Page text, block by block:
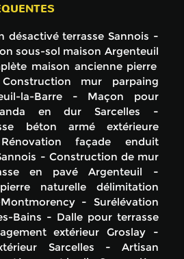
désactivé terrasse Sannois
sous-sol maison Argenteuil
maison ancienne pierre
Construction mur parpaing
la-Barre
Maçon pour
en dur Sarcelles
béton armé extérieure
Rénovation façade enduit
Construction de mur
en pavé Argenteuil
naturelle délimitation
Surélévation
Bains
Dalle pour terrasse
extérieur Groslay
Sarcelles
Artisan